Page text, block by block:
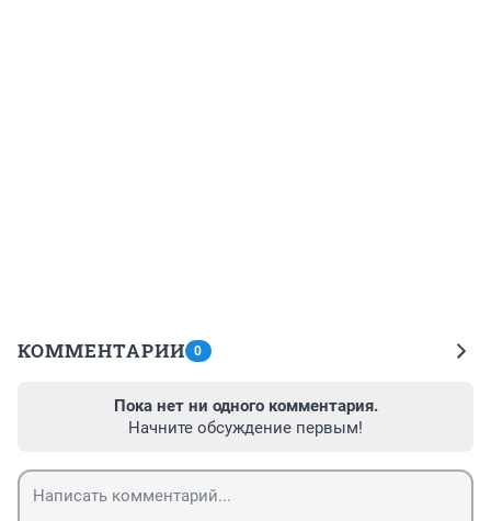
КОММЕНТАРИИ 0
Пока нет ни одного комментария.
Начните обсуждение первым!